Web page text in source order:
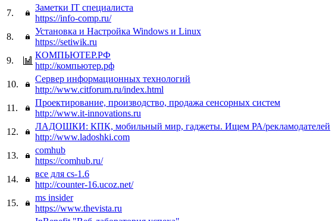
7.
Заметки IT специалиста
https://info-comp.ru/
8.
Установка и Настройка Windows и Linux
https://setiwik.ru
9.
КОМПЬЮТЕР.РФ
http://компьютер.рф
10.
Сервер информационных технологий
http://www.citforum.ru/index.html
11.
Проектирование, производство, продажа сенсорных систем
http://www.it-innovations.ru
12.
ЛАДОШКИ: КПК, мобильный мир, гаджеты. Ищем РА/рекламодателей
http://www.ladoshki.com
13.
comhub
https://comhub.ru/
14.
все для cs-1.6
http://counter-16.ucoz.net/
15.
ms insider
https://www.thevista.ru